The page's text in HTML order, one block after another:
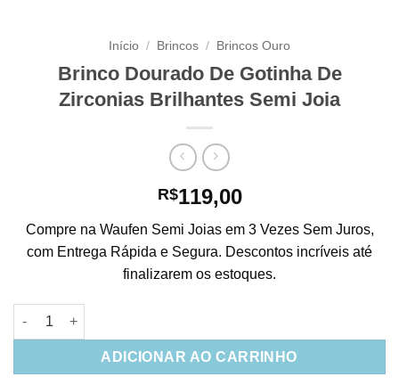
Início / Brincos / Brincos Ouro
Brinco Dourado De Gotinha De
Zirconias Brilhantes Semi Joia
R$119,00
Compre na Waufen Semi Joias em 3 Vezes Sem Juros,
com Entrega Rápida e Segura. Descontos incríveis até
finalizarem os estoques.
Brinco Dourado De Gotinha De Zirconias Brilhantes Semi Joia
ADICIONAR AO CARRINHO